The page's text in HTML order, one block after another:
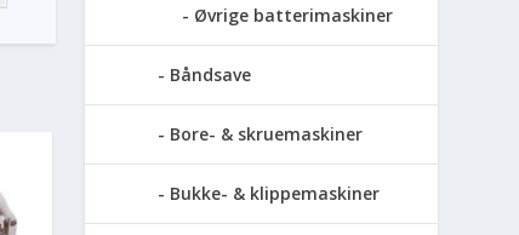
Øvrige batterimaskiner
Båndsave
Bore- & skruemaskiner
Bukke- & klippemaskiner